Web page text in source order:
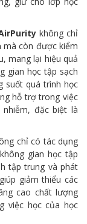
không chỉ
mà còn được kiểm
mang lại hiệu quả
gian học tập sạch
suốt quá trình học
hỗ trợ trong việc
đặc biệt là
chỉ có tác dụng
gian học tập
tập trung và phát
giảm thiểu các
cao chất lượng
việc học của học